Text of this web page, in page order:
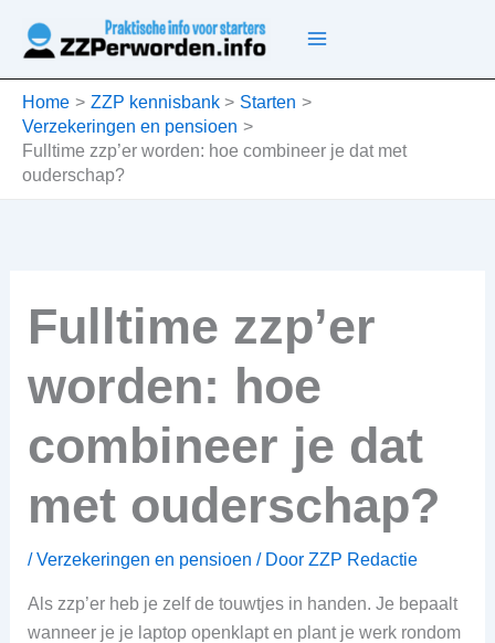
naar
inhoud
Home ZZP kennisbank
Starten
Verzekeringen en pensioen
Fulltime zzp’er worden: hoe combineer je dat met
ouderschap?
Fulltime zzp’er
worden: hoe
combineer je dat
met ouderschap?
/Verzekeringen en pensioen / Door ZZP Redactie
Als zzp’er heb je zelf de touwtjes in handen. Je bepaalt
wanneer je je laptop openklapt en plant je werk rondom